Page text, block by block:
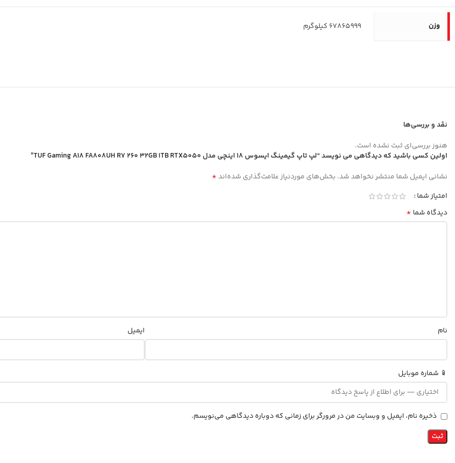
وزن 67865999 کیلوگرم
نقد و بررسی‌ها
هنوز بررسی‌ای ثبت نشده است.
اولین کسی باشید که دیدگاهی می نویسد “لپ تاپ گیمینگ ایسوس 18 اینچی مدل TUF Gaming A18 FA808UH R7 260 32GB 1TB RTX5050”
نشانی ایمیل شما منتشر نخواهد شد. بخش‌های موردنیاز علامت‌گذاری شده‌اند*
امتیاز شما
دیدگاه شما *
نام ایمیل
📱 شماره موبایل
ذخیره نام، ایمیل و وبسایت من در مرورگر برای زمانی که دوباره دیدگاهی می‌نویسم.